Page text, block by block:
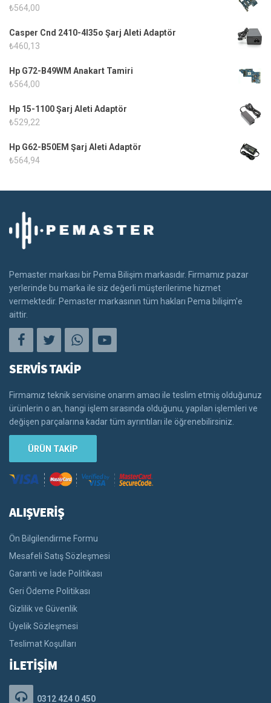
₺564,00
Casper Cnd 2410-4l35o Şarj Aleti Adaptör
₺460,13
Hp G72-B49WM Anakart Tamiri
₺564,00
Hp 15-1100 Şarj Aleti Adaptör
₺529,22
Hp G62-B50EM Şarj Aleti Adaptör
₺564,94
Pemaster markası bir Pema Bilişim markasıdır. Firmamız pazar
yerlerinde bu marka ile siz değerli müşterilerime hizmet
vermektedir. Pemaster markasının tüm hakları Pema bilişim'e
aittir.
SERVİS TAKİP
Firmamız teknik servisine onarım amacı ile teslim etmiş olduğunuz
ürünlerin o an, hangi işlem sırasında olduğunu, yapılan işlemleri ve
değişen parçalarına kadar tüm ayrıntıları ile öğrenebilirsiniz.
ÜRÜN TAKİP
ALIŞVERİŞ
Ön Bilgilendirme Formu
Mesafeli Satış Sözleşmesi
Garanti ve İade Politikası
Geri Ödeme Politikası
Gizlilik ve Güvenlik
Üyelik Sözleşmesi
Teslimat Koşulları
İLETİŞİM
0312 424 0 450